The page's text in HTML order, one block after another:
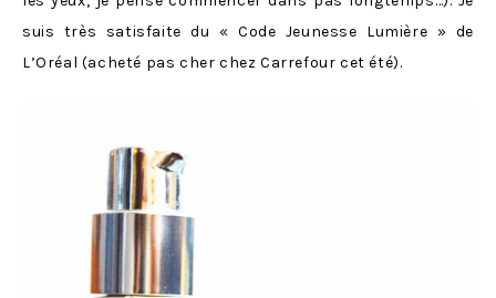
suis très satisfaite du « Code Jeunesse Lumière » de
L’Oréal (acheté pas cher chez Carrefour cet été).